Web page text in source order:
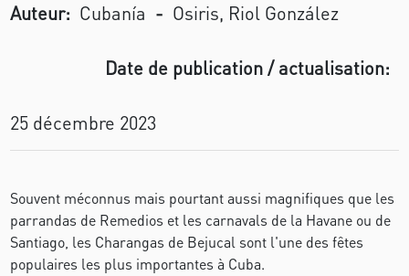
Auteur: Cubanía - Osiris, Riol González
Date de publication / actualisation:
25 décembre 2023
Souvent méconnus mais pourtant aussi magnifiques que les
parrandas de Remedios et les carnavals de la Havane ou de
Santiago, les Charangas de Bejucal sont l'une des fêtes
populaires les plus importantes à Cuba.